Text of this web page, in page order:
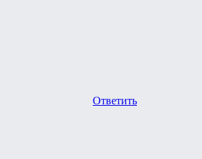
Ответить